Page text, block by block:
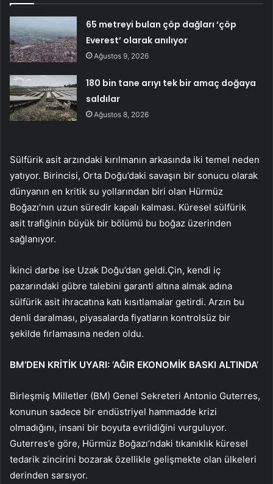
65 metreyi bulan çöp dağları ‘çöp
Everest’ olarak anılıyor
Ağustos 9, 2026
180 bin tane arıyı tek bir amaç doğaya
saldılar
Ağustos 8, 2026
Sülfürik asit arzındaki kırılmanın arkasında iki temel neden
yatıyor. Birincisi, Orta Doğu’daki savaşın bir sonucu olarak
dünyanın en kritik su yollarından biri olan Hürmüz
Boğazı’nın uzun süredir kapalı kalması. Küresel sülfürik
asit trafiğinin büyük bir bölümü bu boğaz üzerinden
sağlanıyor.
İkinci darbe ise Uzak Doğu’dan geldi.Çin, kendi iç
pazarındaki gübre talebini garanti altına almak adına
sülfürik asit ihracatına katı kısıtlamalar getirdi. Arzın bu
denli daralması, piyasalarda fiyatların kontrolsüz bir
şekilde fırlamasına neden oldu.
BM’DEN KRİTİK UYARI: ‘AĞIR EKONOMİK BASKI ALTINDA’
Birleşmiş Milletler (BM) Genel Sekreteri Antonio Guterres,
konunun sadece bir endüstriyel hammadde krizi
olmadığını, insani bir boyuta evrildiğini vurguluyor.
Guterres’e göre, Hürmüz Boğazı’ndaki tıkanıklık küresel
tedarik zincirini bozarak özellikle gelişmekte olan ülkeleri
derinden sarsıyor.